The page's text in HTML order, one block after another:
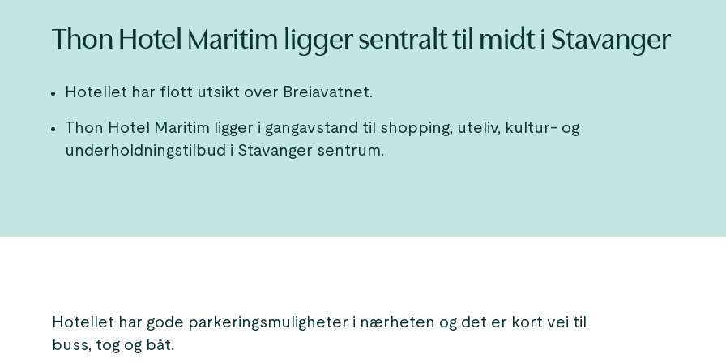
Thon Hotel Maritim ligger sentralt til midt i Stavanger
Hotellet har flott utsikt over Breiavatnet.
Thon Hotel Maritim ligger i gangavstand til shopping, uteliv, kultur- og
underholdningstilbud i Stavanger sentrum.
Hotellet har gode parkeringsmuligheter i nærheten og det er kort vei til
buss, tog og båt.